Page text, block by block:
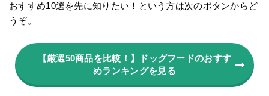
おすすめ10選を先に知りたい！という方は次のボタンからど
うぞ。
【厳選50商品を比較！】ドッグフードのおすす
めランキングを見る